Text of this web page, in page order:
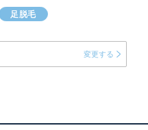
足脱毛
変更する